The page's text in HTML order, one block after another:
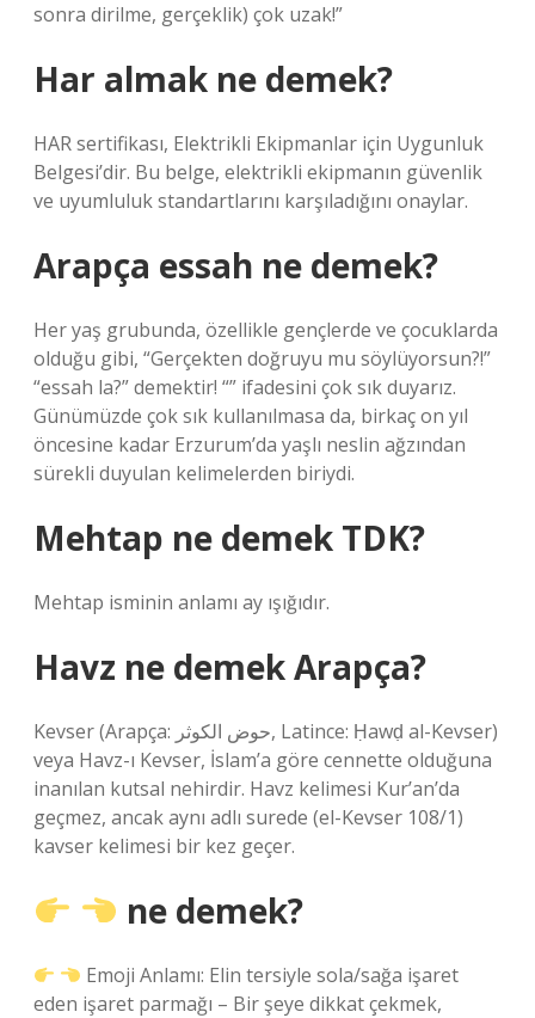
sonra dirilme, gerçeklik) çok uzak!”
Har almak ne demek?
HAR sertifikası, Elektrikli Ekipmanlar için Uygunluk
Belgesi’dir. Bu belge, elektrikli ekipmanın güvenlik
ve uyumluluk standartlarını karşıladığını onaylar.
Arapça essah ne demek?
Her yaş grubunda, özellikle gençlerde ve çocuklarda
olduğu gibi, “Gerçekten doğruyu mu söylüyorsun?!”
“essah la?” demektir! “” ifadesini çok sık duyarız.
Günümüzde çok sık kullanılmasa da, birkaç on yıl
öncesine kadar Erzurum’da yaşlı neslin ağzından
sürekli duyulan kelimelerden biriydi.
Mehtap ne demek TDK?
Mehtap isminin anlamı ay ışığıdır.
Havz ne demek Arapça?
Kevser (Arapça: حوض الكوثر, Latince: Ḥawḍ al-Kevser)
veya Havz-ı Kevser, İslam’a göre cennette olduğuna
inanılan kutsal nehirdir. Havz kelimesi Kur’an’da
geçmez, ancak aynı adlı surede (el-Kevser 108/1)
kavser kelimesi bir kez geçer.
ne demek?
Emoji Anlamı: Elin tersiyle sola/sağa işaret
eden işaret parmağı – Bir şeye dikkat çekmek,